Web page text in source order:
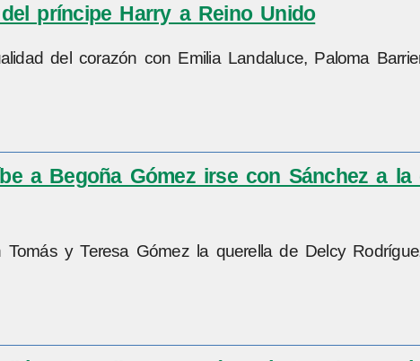
príncipe Harry a Reino Unido
del corazón con Emilia Landaluce, Paloma
a Begoña Gómez irse con Sánchez a la
y Teresa Gómez la querella de Delcy